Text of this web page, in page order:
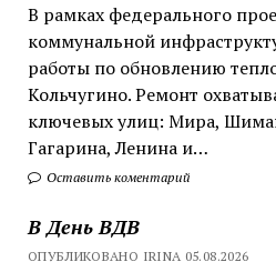
В рамках федерального
коммунальной
работы по обновлению
Кольчугино. Ремонт
ключевых улиц: Мира,
Гагарина, Ленина и…
Оставить коментарий
В День ВДВ
ОПУБЛИКОВАНО IRINA 05.08.2026